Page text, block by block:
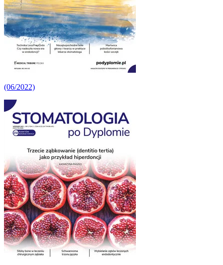
(06/2022)